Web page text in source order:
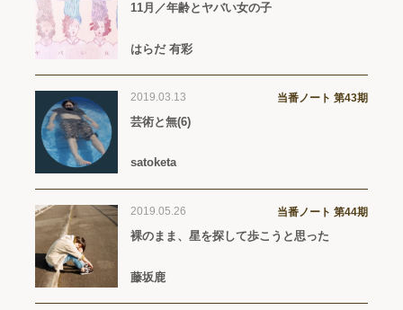
11月／年齢とヤバい女の子
はらだ 有彩
2019.03.13 当番ノート 第43期
芸術と無(6)
satoketa
2019.05.26 当番ノート 第44期
裸のまま、星を探して歩こうと思った
藤坂鹿